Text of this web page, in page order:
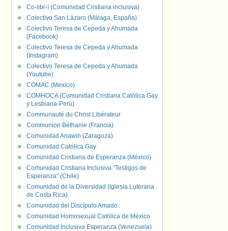
Co-libr-í (Comunidad Cristiana inclusiva)
Colectivo San Lázaro (Málaga, España)
Colectivo Teresa de Cepeda y Ahumada
(Facebook)
Colectivo Teresa de Cepeda y Ahumada
(Instagram)
Colectivo Teresa de Cepeda y Ahumada
(Youtube)
COMAC (Mexico)
COMHOCA (Comunidad Cristiana Católica Gay
y Lesbiana-Perú)
Communauté du Christ Libérateur
Communion Béthanie (Francia)
Comunidad Anawin (Zaragoza)
Comunidad Católica Gay
Comunidad Cristiana de Esperanza (México)
Comunidad Cristiana Inclusiva "Testigos de
Esperanza" (Chile)
Comunidad de la Diversidad (Iglesia Luterana
de Costa Rica)
Comunidad del Discípulo Amado
Comunidad Homosexual Católica de México
Comunidad Inclusiva Esperanza (Venezuela)